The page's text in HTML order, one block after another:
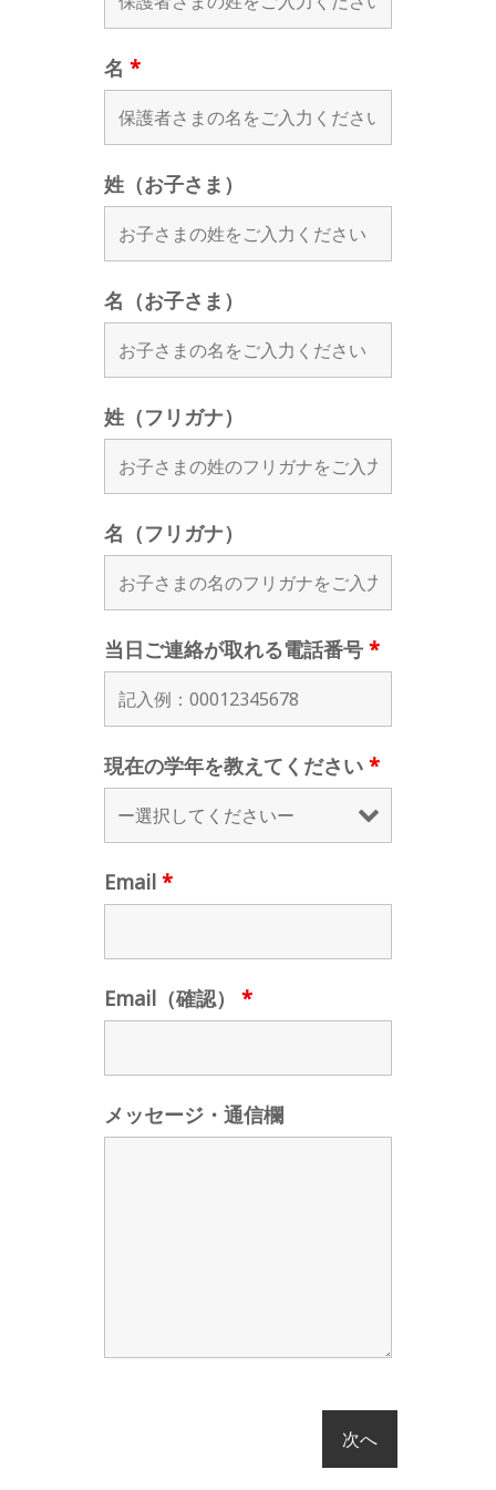
名 *
姓（お子さま）
名（お子さま）
姓（フリガナ）
名（フリガナ）
当日ご連絡が取れる電話番号 *
現在の学年を教えてください *
Email *
Email（確認） *
メッセージ・通信欄